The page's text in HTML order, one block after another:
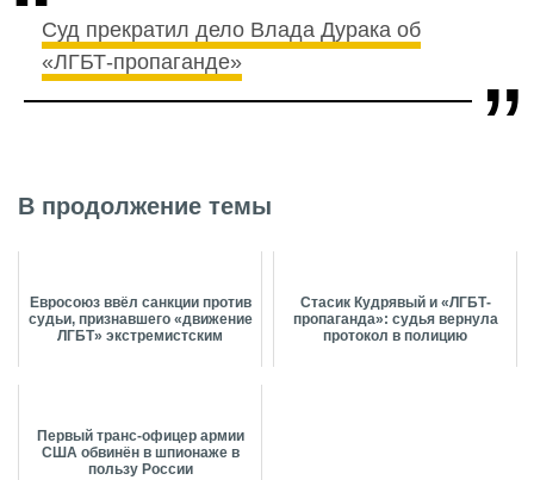
Суд прекратил дело Влада Дурака об
«ЛГБТ-пропаганде»
В продолжение темы
Евросоюз ввёл санкции против
судьи, признавшего «движение
ЛГБТ» экстремистским
Стасик Кудрявый и «ЛГБТ-
пропаганда»: судья вернула
протокол в полицию
Первый транс-офицер армии
США обвинён в шпионаже в
пользу России